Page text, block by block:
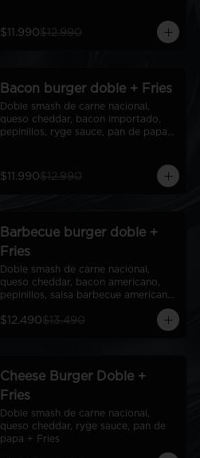
$11.990$12.990
Bacon burger doble + Fries
Doble smash de carne nacional,
queso cheddar, bacon importado,
pepinillos, ryge sauce, pan de papa +
$11.990$12.990
Barbecue burger doble +
Fries
Doble smash de carne nacional,
queso cheddar, bacon americano,
pepinillos, salsa barbecue americana,
sauce, pan de papa + Fries
$12.490$13.490
Cheese Burger Doble +
Fries
Doble smash de carne nacional,
queso cheddar, ryge sauce, pan de
papa + Fries